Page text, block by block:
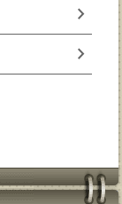
chevron_right
chevron_right